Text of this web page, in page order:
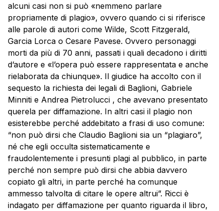
alcuni casi non si può «nemmeno parlare
propriamente di plagio», ovvero quando ci si riferisce
alle parole di autori come Wilde, Scott Fitzgerald,
Garcia Lorca o Cesare Pavese. Ovvero personaggi
morti da più di 70 anni, passati i quali decadono i diritti
d’autore e «l’opera può essere rappresentata e anche
rielaborata da chiunque». Il giudice ha accolto con il
sequesto la richiesta dei legali di Baglioni, Gabriele
Minniti e Andrea Pietrolucci , che avevano presentato
querela per diffamazione. In altri casi il plagio non
esisterebbe perché addebitato a frasi di uso comune:
“non può dirsi che Claudio Baglioni sia un “plagiaro”,
né che egli occulta sistematicamente e
fraudolentemente i presunti plagi al pubblico, in parte
perché non sempre può dirsi che abbia davvero
copiato gli altri, in parte perché ha comunque
ammesso talvolta di citare le opere altrui”. Ricci è
indagato per diffamazione per quanto riguarda il libro,